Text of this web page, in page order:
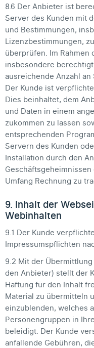
8.6 Der Anbieter ist
Server des Kunden mit
und Bestimmungen,
Lizenzbestimmungen,
überprüfen. Im
insbesondere
ausreichende Anzahl
Der Kunde ist
Dies beinhaltet, dem
und Daten in einem
zukommen zu lassen
entsprechenden
Servern des Kunden
Installation durch den
Umfang Rechnung zu
9. Inhalt der
Webinhalten
9.1 Der Kunde
Impressumspflichten
9.2 Mit der
den Anbieter) stellt der
Haftung für den Inhalt
Material zu übermitteln
einzublenden, welches
Personengruppen in
beleidigt. Der Kunde
anfallende Gebühren,